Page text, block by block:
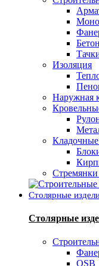
Изоляция
Наружная
Столярные
Столярные
OSB